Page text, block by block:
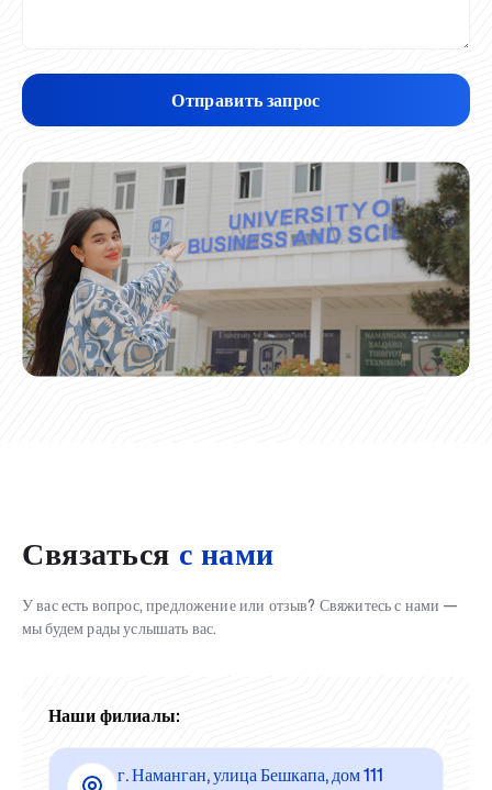
Отправить запрос
Связаться с нами
У вас есть вопрос, предложение или отзыв? Свяжитесь с нами —
мы будем рады услышать вас.
Наши филиалы:
г. Наманган, улица Бешкапа, дом 111